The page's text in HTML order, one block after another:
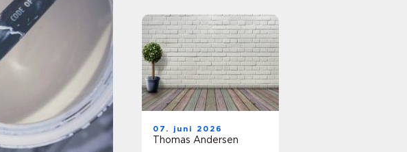
07. juni 2026
Thomas Andersen